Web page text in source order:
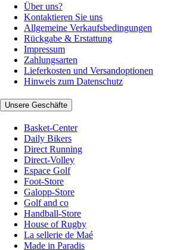
Über uns?
Kontaktieren Sie uns
Allgemeine Verkaufsbedingungen
Rückgabe & Erstattung
Impressum
Zahlungsarten
Lieferkosten und Versandoptionen
Hinweis zum Datenschutz
Unsere Geschäfte
Basket-Center
Daily Bikers
Direct Running
Direct-Volley
Espace Golf
Foot-Store
Galopp-Store
Golf and co
Handball-Store
House of Rugby
La sellerie de Maé
Made in Paradis